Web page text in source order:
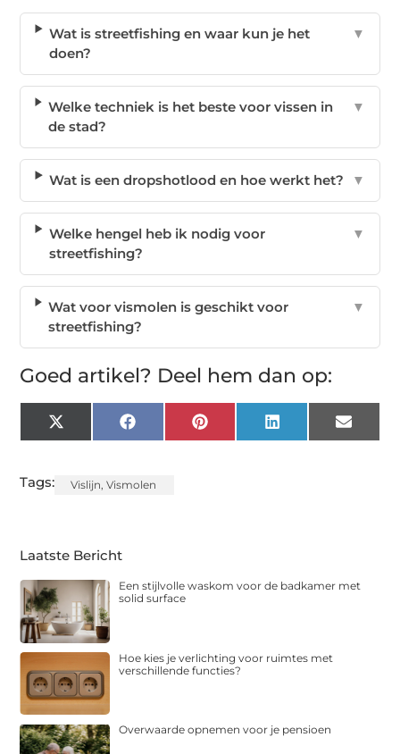
Wat is streetfishing en waar kun je het
doen?
▼
Welke techniek is het beste voor vissen in
de stad?
▼
Wat is een dropshotlood en hoe werkt het? ▼
Welke hengel heb ik nodig voor
streetfishing?
▼
Wat voor vismolen is geschikt voor
streetfishing?
▼
Goed artikel? Deel hem dan op:
X
(Twitter)
FacebookPinterest LinkedIn Email
Tags: Vislijn,Vismolen
Laatste Bericht
Een stijlvolle waskom voor de badkamer met
solid surface
Hoe kies je verlichting voor ruimtes met
verschillende functies?
Overwaarde opnemen voor je pensioen